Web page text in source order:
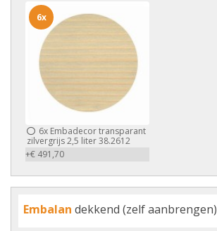
6x Embadecor transparant
zilvergrijs 2,5 liter 38.2612
+€ 491,70
6x
Embalan dekkend (zelf aanbrengen)